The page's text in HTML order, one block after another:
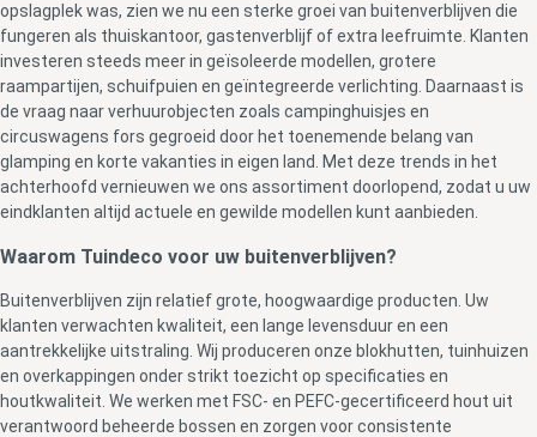
opslagplek was, zien we nu een sterke groei van buitenverblijven die
fungeren als thuiskantoor, gastenverblijf of extra leefruimte. Klanten
investeren steeds meer in geïsoleerde modellen, grotere
raampartijen, schuifpuien en geïntegreerde verlichting. Daarnaast is
de vraag naar verhuurobjecten zoals campinghuisjes en
circuswagens fors gegroeid door het toenemende belang van
glamping en korte vakanties in eigen land. Met deze trends in het
achterhoofd vernieuwen we ons assortiment doorlopend, zodat u uw
eindklanten altijd actuele en gewilde modellen kunt aanbieden.
Waarom Tuindeco voor uw buitenverblijven?
Buitenverblijven zijn relatief grote, hoogwaardige producten. Uw
klanten verwachten kwaliteit, een lange levensduur en een
aantrekkelijke uitstraling. Wij produceren onze blokhutten, tuinhuizen
en overkappingen onder strikt toezicht op specificaties en
houtkwaliteit. We werken met FSC- en PEFC-gecertificeerd hout uit
verantwoord beheerde bossen en zorgen voor consistente